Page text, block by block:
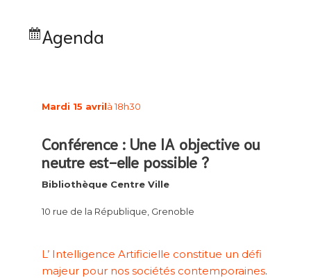
Agenda
Mardi 15 avrilà 18h30
Conférence : Une IA objective ou
neutre est-elle possible ?
Bibliothèque Centre Ville
10 rue de la République, Grenoble
L’ Intelligence Artificielle constitue un défi
majeur pour nos sociétés contemporaines.